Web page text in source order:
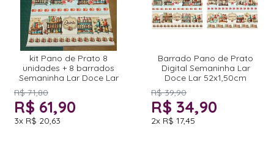
kit Pano de Prato 8
unidades + 8 barrados
Semaninha Lar Doce Lar
R$ 71,80
R$ 61,90
3x R$ 20,63
Barrado Pano de Prato
Digital Semaninha Lar
Doce Lar 52x1,50cm
R$ 39,90
R$ 34,90
2x R$ 17,45